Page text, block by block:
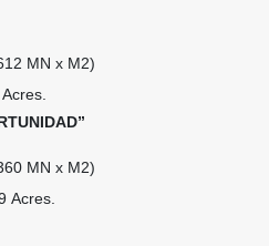
MN x M2)
MN x M2)
Acres.